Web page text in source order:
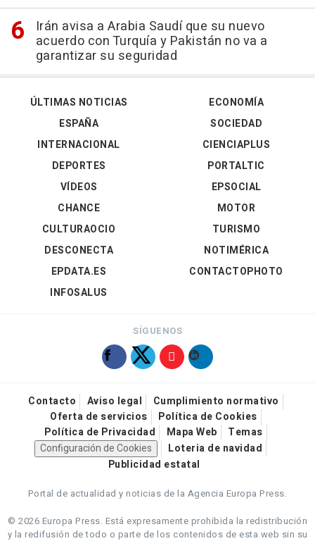
Irán avisa a Arabia Saudí que su nuevo
acuerdo con Turquía y Pakistán no va a
garantizar su seguridad
ÚLTIMAS NOTICIAS
ESPAÑA
INTERNACIONAL
DEPORTES
VÍDEOS
ECONOMÍA
SOCIEDAD
CIENCIAPLUS
PORTALTIC
EPSOCIAL
CHANCE
CULTURAOCIO
DESCONECTA
EPDATA.ES
INFOSALUS
MOTOR
TURISMO
NOTIMÉRICA
CONTACTOPHOTO
SÍGUENOS
Contacto Aviso legal
Cumplimiento normativo
Oferta de servicios
Política de Cookies
Política de Privacidad
Mapa Web
Temas
Configuración de Cookies
Loteria de navidad
Publicidad estatal
Portal de actualidad y noticias de la Agencia Europa Press.
© 2026 Europa Press. Está expresamente prohibida la redistribución
y la redifusión de todo o parte de los contenidos de esta web sin su